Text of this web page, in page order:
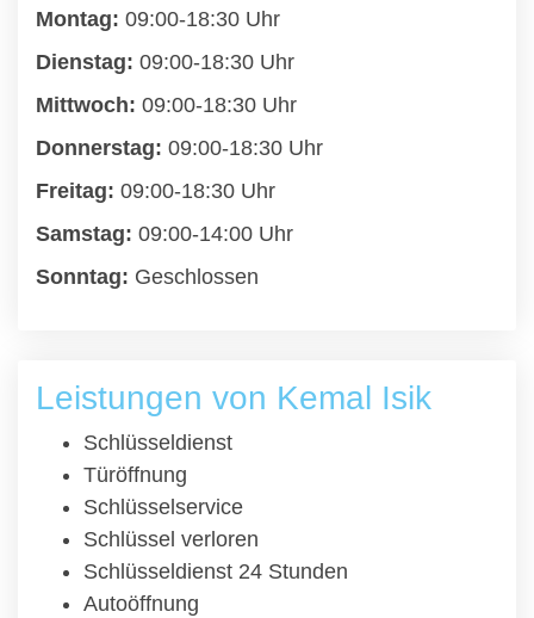
Montag: 09:00-18:30 Uhr
Dienstag: 09:00-18:30 Uhr
Mittwoch: 09:00-18:30 Uhr
Donnerstag: 09:00-18:30 Uhr
Freitag: 09:00-18:30 Uhr
Samstag: 09:00-14:00 Uhr
Sonntag: Geschlossen
Leistungen von Kemal Isik
Schlüsseldienst
Türöffnung
Schlüsselservice
Schlüssel verloren
Schlüsseldienst 24 Stunden
Autoöffnung